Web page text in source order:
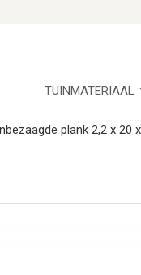
TUINMATERIAAL
plank 2,2 x 20